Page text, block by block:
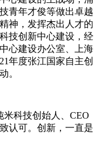
青年才俊等做出卓越
神，发挥杰出人才的
技创新中心建设，经
心建设办公室、上海
年度张江国家自主创
。
科技创始人、CEO
认可。创新，一直是